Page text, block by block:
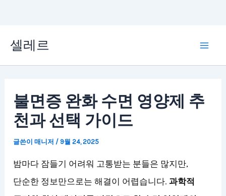
츠
셀레르
불면증 완화 수면 영양제 추
천과 선택 가이드
글쓴이매니저 / 9월 24, 2025
밤마다 잠들기 어려워 고통받는 분들은 많지만,
단순한 정보만으로는 해결이 어렵습니다.과학적